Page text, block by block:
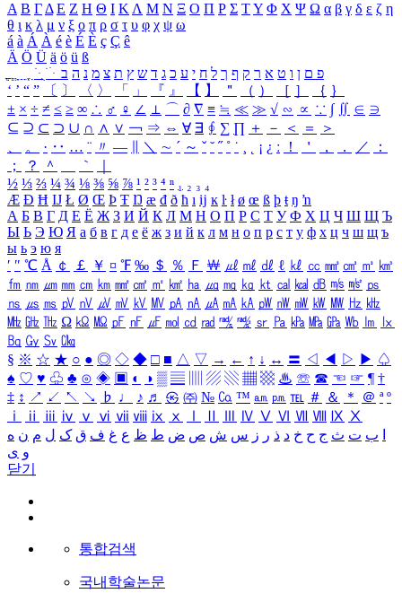
Α Β ΓΔ Ε Ζ Η Θ Ι ΚΛ Μ Ν Ξ Ο Π Ρ Σ ΤΥ Φ Χ Ψ Ω α β γ δ ε ζ η
θ ι κ λ μ ν ξ ο π ρ σ τ υ φ χ ψ ω
á à Á À é è É È ç Ç ê
Ä Ö Ü ä ö ü ß
ִֶֹ ֻּ ׁׂ פ ם ן ו ט א ר ק ף ך ל ח י ע כ ג ד ש ץ ת צ מ נ ה ב
‘ ’ “ ” 〔 〕 〈 〉 「 」 『 』 【 】 ＂ （ ） ［ ］ ｛ ｝
± × ÷ ≠ ≤ ≥ ∞ ∴ ♂ ♀ ∠ ⊥ ⌒ ∂ ∇ ≡ ≒ ≪ ≫ √ ∽ ∝ ∵ ∫ ∬ ∈ ∋
⊆ ⊇ ⊂ ⊃ ∪ ∩ ∧ ∨ ￢ ⇒ ⇔ ∀ ∃ ∮ ∑ ∏ ＋ － ＜ ＝
＞
、
。 · ‥ … ¨ 〃 ― ＼ ∼ ´ ～ ˇ ˘ ˝ ˚ ˙ ¸ ¡ ¿ ː ！ ＇ ， ． ／
：
；
？ ＾ ｀
½ ⅓ ⅔ ¼ ¾ ⅛ ⅜ ⅝ ⅞ ¹ ² ³ ⁴ ⁿ ₁ ₂ ₃ ₄
Æ Ð Ħ Ĳ Ł Ø Œ Þ Ŧ Ŋ æ đ ð ħ ı ĳ ĸ ŀ ł ø œ ß þ ŧ ŋ ŉ
А Б В Г Д Е Ё Ж З И Й К Л М Н О П Р С Т У Ф Х Ц Ч Ш Щ Ъ
Ы Ь Э Ю Я а б в г д е ё ж з и й к л м н о п р с т у ф х ц ч ш щ ъ
ы ь э ю я
′ ″ ℃ Å ￠ ￡ ￥ ¤ ℉ ‰ ＄ ％ Ｆ ￦ ㎕ ㎖ ㎗ ℓ ㎘ ㏄ ㎣ ㎤ ㎥ ㎦
㎙ ㎚ ㎛ ㎜ ㎝ ㎞ ㎟ ㎠ ㎡ ㎢ ㏊ ㎍ ㎎ ㎏ ㏏ ㎈ ㎉ ㏈ ㎧ ㎨ ㎰
㎱ ㎲ ㎳ ㎴ ㎵ ㎶ ㎷ ㎸ ㎹ ㎀ ㎁ ㎂ ㎃ ㎄ ㎺ ㎻ ㎽ ㎾ ㎿ ㎐ ㎑
㎒ ㎓ ㎔ Ω ㏀ ㏁ ㎊ ㎋ ㎌ ㏖ ㏅ ㎭ ㎮ ㎯ ㏛ ㎩ ㎪ ㎫ ㎬ ㏝ ㏐
㏓
㏃ ㏉ ㏜ ㏆
§ ※ ☆ ★ ○ ● ◎ ◇ ◆ □ ■ △ ▽ → ← ↑ ↓ ↔ 〓 ◁ ◀ ▷ ▶ ♤
♠ ♡ ♥ ♧ ♣ ⊙ ◈ ▣ ◐ ◑ ▒ ▤ ▨ ▧ ▦ ▩ ♨ ☏ ☎ ☜ ☞ ¶ †
‡ ↕ ↗ ↙ ↖ ↘ ♭ ♩ ♪ ♬ ㉿ ㈜ № ㏇ ™ ㏂ ㏘ ℡ ＃ ＆ ＊ ＠ ª º
ⅰ
ⅱ ⅲ ⅳ ⅴ ⅵ ⅶ ⅷ ⅸ ⅹ Ⅳ Ⅴ Ⅵ Ⅶ Ⅷ Ⅸ Ⅹ
ب ت ث ج ح خ د ذ ر ز س ش ص ض ط ظ ع غ ف ق ک ل م ن ه
و ی
닫기
통합검색
국내학술논문